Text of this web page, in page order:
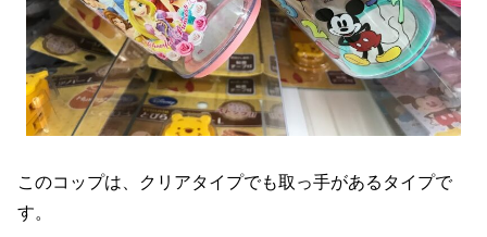
このコップは、クリアタイプでも取っ手があるタイプで
す。